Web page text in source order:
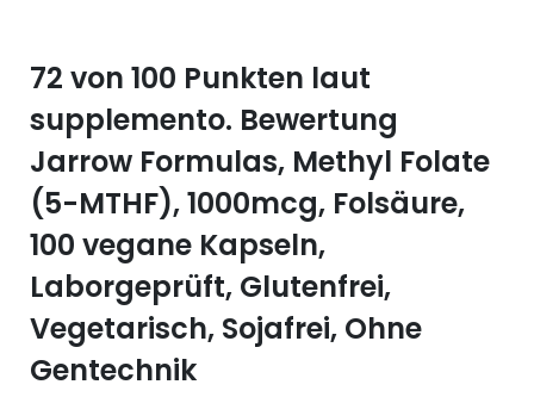
72 von 100 Punkten laut
supplemento. Bewertung
Jarrow Formulas, Methyl Folate
(5-MTHF), 1000mcg, Folsäure,
100 vegane Kapseln,
Laborgeprüft, Glutenfrei,
Vegetarisch, Sojafrei, Ohne
Gentechnik